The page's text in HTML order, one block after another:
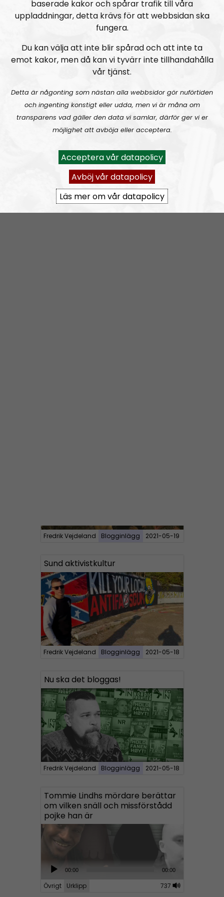
Näste Bäst på tolvmilavandring
Så nu sitter jag här – med ben och knän som är ur slag
men däremot med fingrar i välbehåll som klarar av att
att smattra på tangentbordet. Inom kort kommer vi
sedan också Ledarperspektiv. Så kommer allt rulla på
som vanligt igen. På återskrivande!
Pär Öberg trollade Sveriges Radio med reklam om Motståndsrörelsens 1 maj
Fredrik Vejdeland Blogginlägg 2021-05-19
Sund aktivistkultur
Fredrik Vejdeland Blogginlägg 2021-05-18
Nu ska det bloggas!
Fredrik Vejdeland Blogginlägg 2021-05-18
Tommie Lindhs mördare berättar
om vilken snäll och missförstådd
pojke han är
A
u
d
00:00 00:00
Övrigt Urklipp 737
baserade kakor och spårar trafik till våra
uppladdningar, detta krävs för att webbsidan ska
fungera.
Du kan välja att inte blir spårad och att inte ta
emot kakor, men då kan vi tyvärr inte tillhandahålla
vår tjänst.
Detta är någonting som nästan alla webbsidor gör nuförtiden
och ingenting konstigt eller udda, men vi är måna om
transparens vad gäller den data vi samlar, därför ger vi er
möjlighet att avböja eller acceptera.
Acceptera vår datapolicy
Avböj vår datapolicy
Läs mer om vår datapolicy